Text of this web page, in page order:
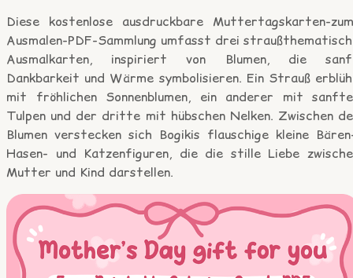
Diese kostenlose ausdruckbare Muttertagskarten-
Ausmalen-PDF-Sammlung umfasst drei
Ausmalkarten, inspiriert von Blumen, die
Dankbarkeit und Wärme symbolisieren. Ein Strauß
mit fröhlichen Sonnenblumen, ein anderer mit
Tulpen und der dritte mit hübschen Nelken. Zwischen
Blumen verstecken sich Bogikis flauschige kleine
Hasen- und Katzenfiguren, die die stille Liebe
Mutter und Kind darstellen.